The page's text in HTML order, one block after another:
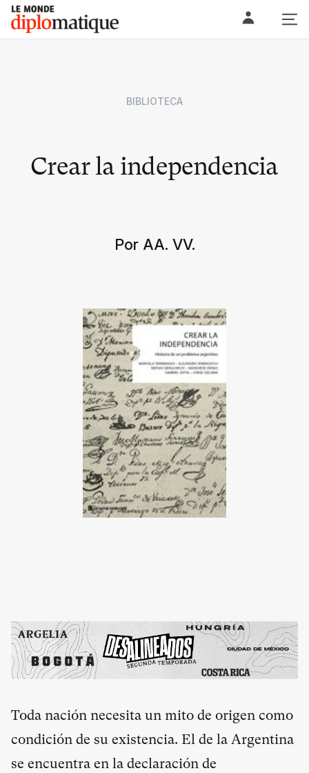
Skip
content
Le monde diplomatique
BIBLIOTECA
Crear la independencia
Por AA. VV.
Toda nación necesita un mito de origen como
condición de su existencia. El de la Argentina
se encuentra en la declaración de